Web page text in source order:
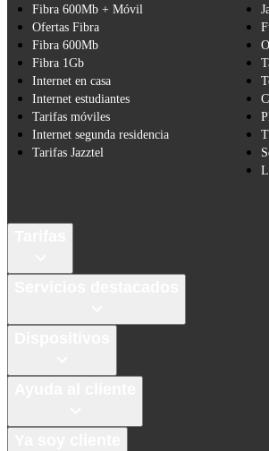
Fibra 600Mb + Móvil
Ofertas Fibra
Fibra 600Mb
Fibra 1Gb
Internet en casa
Internet estudiantes
Tarifas móviles
Internet segunda residencia
Tarifas Jazztel